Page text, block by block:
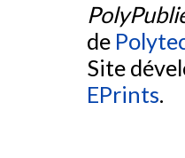
de
Site
EPrints.